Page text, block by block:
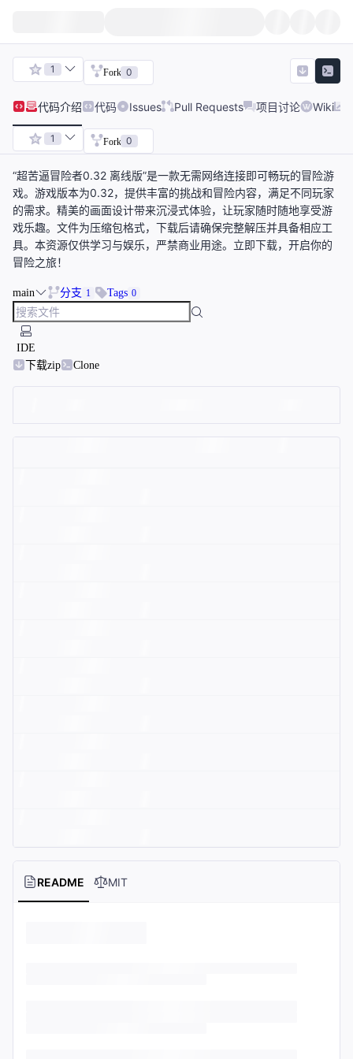
1 Fork 0
代码介绍 代码 Issues Pull Requests 项目讨论 Wiki
1 Fork 0
“超苦逼冒险者0.32 离线版”是一款无需网络连接即可畅玩的冒险游
戏。游戏版本为0.32，提供丰富的挑战和冒险内容，满足不同玩家
的需求。精美的画面设计带来沉浸式体验，让玩家随时随地享受游
戏乐趣。文件为压缩包格式，下载后请确保完整解压并具备相应工
具。本资源仅供学习与娱乐，严禁商业用途。立即下载，开启你的
冒险之旅！
main 分支 1 Tags 0
IDE
下载zip
Clone
README MIT